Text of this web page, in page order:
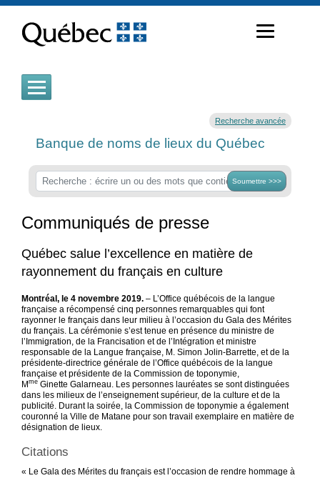
contenu
Recherche avancée
Banque de noms de lieux du Québec
Soumettre >>>
Communiqués de presse
Québec salue l’excellence en matière de
rayonnement du français en culture
Montréal, le 4 novembre 2019. – L’Office québécois de la langue
française a récompensé cinq personnes remarquables qui font
rayonner le français dans leur milieu à l’occasion du Gala des Mérites
du français. La cérémonie s’est tenue en présence du ministre de
l’Immigration, de la Francisation et de l’Intégration et ministre
responsable de la Langue française, M. Simon Jolin-Barrette, et de la
présidente-directrice générale de l’Office québécois de la langue
française et présidente de la Commission de toponymie,
Mme Ginette Galarneau. Les personnes lauréates se sont distinguées
dans les milieux de l’enseignement supérieur, de la culture et de la
publicité. Durant la soirée, la Commission de toponymie a également
couronné la Ville de Matane pour son travail exemplaire en matière de
désignation de lieux.
Citations
« Le Gala des Mérites du français est l’occasion de rendre hommage à